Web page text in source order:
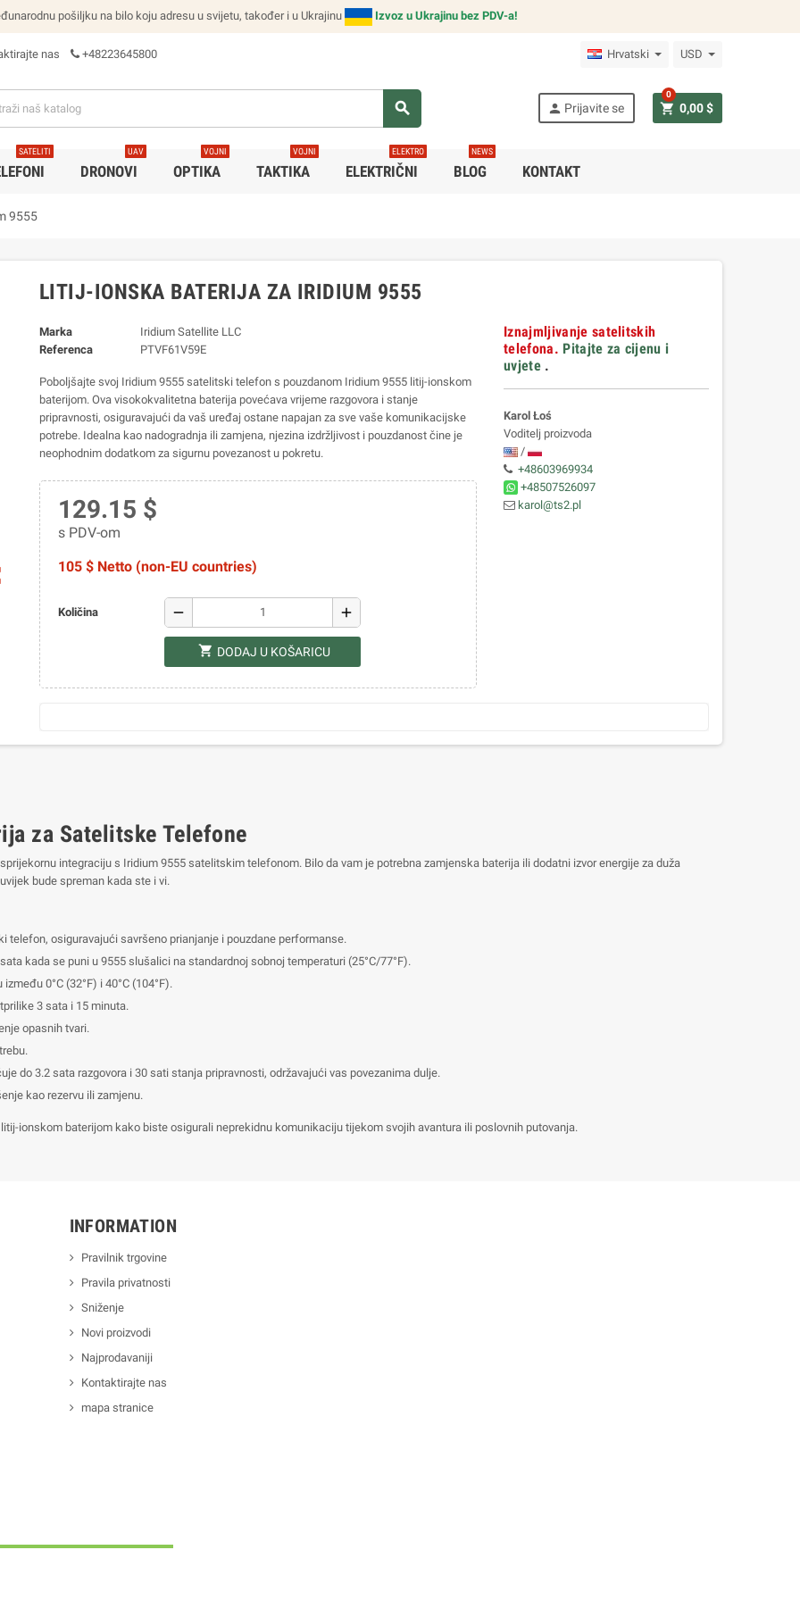
pošiljku na bilo koju adresu u svijetu, također i u Ukrajinu Izvoz u Ukrajinu bez PDV-a!
nas +48223645800 Hrvatski USD
search person Prijavite se shopping_cart 0,00 $
0
SATELITI
DRONOVI
UAV
OPTIKA
VOJNI
TAKTIKA
VOJNI
ELEKTRIČNI
ELEKTRO
BLOG
NEWS
KONTAKT
9555
LITIJ-IONSKA BATERIJA ZA IRIDIUM 9555
Marka
Iridium Satellite LLC
Referenca
PTVF61V59E
Poboljšajte svoj Iridium 9555 satelitski telefon s pouzdanom Iridium 9555 litij-ionskom
baterijom. Ova visokokvalitetna baterija povećava vrijeme razgovora i stanje
pripravnosti, osiguravajući da vaš uređaj ostane napajan za sve vaše komunikacijske
potrebe. Idealna kao nadogradnja ili zamjena, njezina izdržljivost i pouzdanost čine je
neophodnim dodatkom za sigurnu povezanost u pokretu.
129.15 $
s PDV-om
105 $ Netto (non-EU countries)
Količina remove add
shopping_cart DODAJ U KOŠARICU
Iznajmljivanje satelitskih
telefona. Pitajte za cijenu i
uvjete.
Karol Łoś
Voditelj proizvoda
/
+48603969934
+48507526097
karol@ts2.pl
za Satelitske Telefone
integraciju s Iridium 9555 satelitskim telefonom. Bilo da vam je potrebna zamjenska baterija ili dodatni izvor energije za duža
bude spreman kada ste i vi.
telefon, osiguravajući savršeno prianjanje i pouzdane performanse.
kada se puni u 9555 slušalici na standardnoj sobnoj temperaturi (25°C/77°F).
0°C (32°F) i 40°C (104°F).
3 sata i 15 minuta.
opasnih tvari.
do 3.2 sata razgovora i 30 sati stanja pripravnosti, održavajući vas povezanima dulje.
kao rezervu ili zamjenu.
ionskom baterijom kako biste osigurali neprekidnu komunikaciju tijekom svojih avantura ili poslovnih putovanja.
INFORMATION
Pravilnik trgovine
Pravila privatnosti
Sniženje
Novi proizvodi
Najprodavaniji
Kontaktirajte nas
mapa stranice